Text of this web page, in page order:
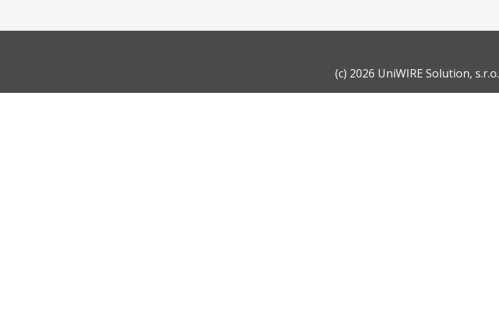
(c) 2026 UniWIRE Solution, s.r.o.